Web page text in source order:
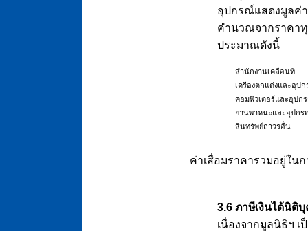
อุปกรณ์แสดงมูลค่า
คำนวณจากราคาทุ
ประมาณดังนี้
สำนักงานเคลื่อนที่
เครื่องตกแต่งและอุป
คอมพิวเตอร์และอุปก
ยานพาหนะและอุปกร
สินทรัพย์ถาวรอื่น
ค่าเสื่อมราคารวมอยู่ใน
3.6 ภาษีเงินได้นิติ
เนื่องจากมูลนิธิฯ